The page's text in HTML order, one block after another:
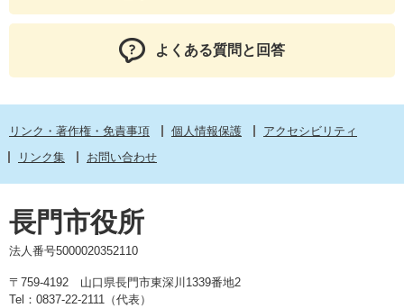
よくある質問と回答
リンク・著作権・免責事項 個人情報保護
アクセシビリティ
リンク集
お問い合わせ
長門市役所
法人番号5000020352110
〒759-4192 山口県長門市東深川1339番地2
Tel：0837-22-2111（代表）